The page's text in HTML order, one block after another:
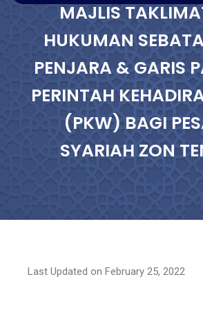
MAJLIS
HUKUMAN
PENJARA & GARIS
PERINTAH
(PKW) BAGI
SYARIAH ZON
Last Updated on February 25, 2022